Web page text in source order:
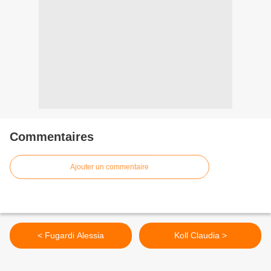
Commentaires
Ajouter un commentaire
< Fugardi Alessia Koll Claudia >